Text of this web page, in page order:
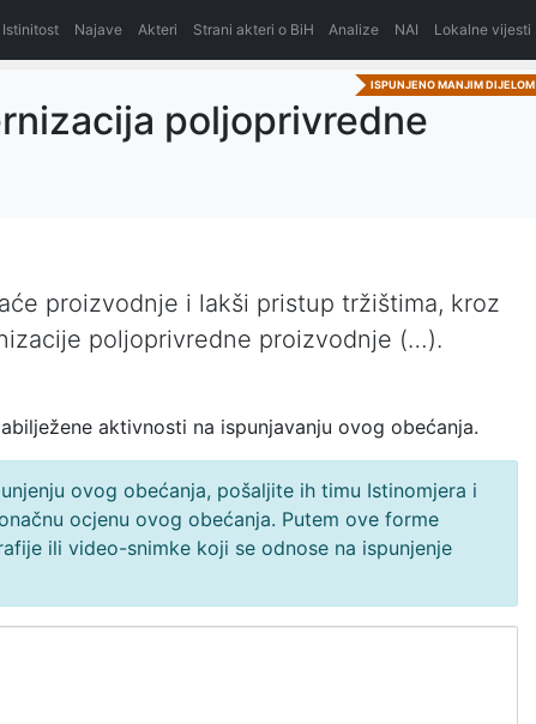
Istinitost Najave Akteri Strani akteri o BiH Analize NAI Lokalne vijesti
ISPUNJENO MANJIM DIJELOM
poljoprivredne
proizvodnje i lakši pristup tržištima, kroz
poljoprivredne proizvodnje (…).
aktivnosti na ispunjavanju ovog obećanja.
ovog obećanja, pošaljite ih timu Istinomjera i
ocjenu ovog obećanja. Putem ove forme
ili video-snimke koji se odnose na ispunjenje